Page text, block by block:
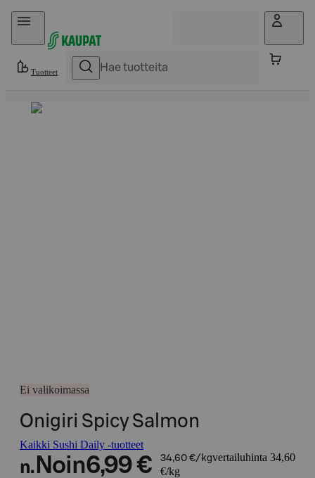
Hyppää sisältöön
Tuotteet
Ei valikoimassa
Onigiri Spicy Salmon
Kaikki Sushi Daily -tuotteet
n. Noin6,99 € 34,60 €/kgvertailuhinta 34,60
€/kg